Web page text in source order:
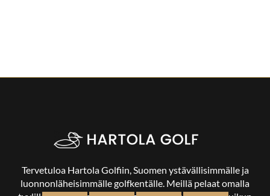
Tervetuloa Hartola Golfiin, Suomen ystävällisimmälle ja
luonnonläheisimmälle golfkentälle. Meillä pelaat omalla